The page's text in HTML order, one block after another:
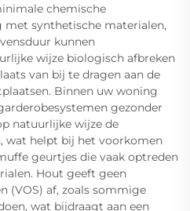
chemische
synthetische materialen,
kunnen
wijze biologisch afbreken
van bij te dragen aan de
Binnen uw woning
gezonder
natuurlijke wijze de
wat helpt bij het voorkomen
geurtjes die vaak optreden
Hout geeft geen
(VOS) af, zoals sommige
wat bijdraagt aan een